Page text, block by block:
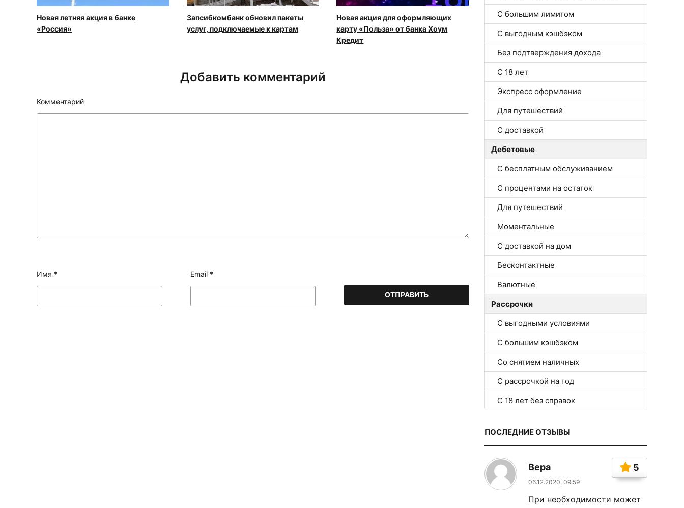
Новая летняя акция в банке
«Россия»
Запсибкомбанк обновил пакеты
услуг, подключаемые к картам
Новая акция для оформляющих
карту «Польза» от банка Хоум
Кредит
Добавить комментарий
Комментарий
Имя * Email *
С большим лимитом
С выгодным кэшбэком
Без подтверждения дохода
С 18 лет
Экспресс оформление
Для путешествий
С доставкой
Дебетовые
С бесплатным обслуживанием
С процентами на остаток
Для путешествий
Моментальные
С доставкой на дом
Бесконтактные
Валютные
Рассрочки
С выгодными условиями
С большим кэшбэком
Со снятием наличных
С рассрочкой на год
С 18 лет без справок
ПОСЛЕДНИЕ ОТЗЫВЫ
Вера
06.12.2020, 09:59
5
При необходимости может